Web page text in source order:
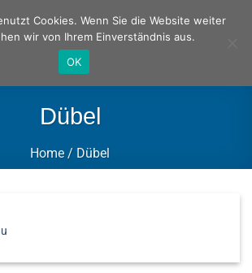
Dübel
Home / Dübel
Cookies. Wenn Sie die Website weiter
wir von Ihrem Einverständnis aus.
OK